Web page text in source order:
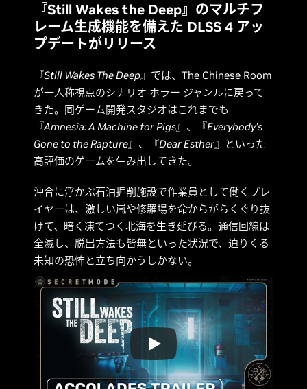
『Still Wakes the Deep』のマルチフ
レーム生成機能を備えた DLSS 4 アッ
プデートがリリース
『Still Wakes The Deep』では、The Chinese Room
が一人称視点のシナリオ ホラー ジャンルに戻って
きた。同ゲーム開発スタジオはこれまでも
『Amnesia: A Machine for Pigs』、『Everybody’s
Gone to the Rapture』、『Dear Esther』といった
高評価のゲームを生み出してきた。
沖合に浮かぶ石油掘削施設で作業員として働くプレ
イヤーは、激しい嵐や修羅場を命からがらくぐり抜
けて、暗く凍てつく北海を生き延びる。通信回線は
全滅し、脱出方法も皆無といった状況で、迫りくる
未知の恐怖と立ち向かうしかない。